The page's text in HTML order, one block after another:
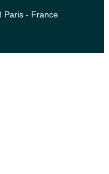
Paris - France